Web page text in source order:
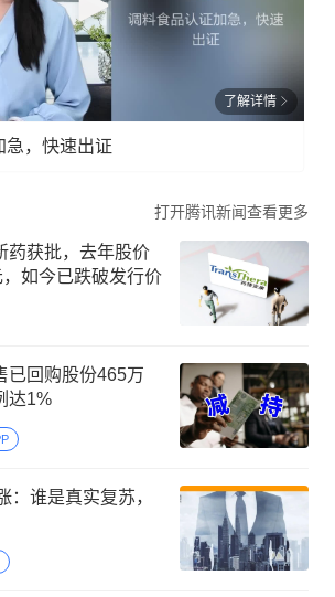
了解详情
急，快速出证
打开腾讯新闻查看更多
药获批，去年股价
如今已跌破发行价
已回购股份465万
达1%
：谁是真实复苏，